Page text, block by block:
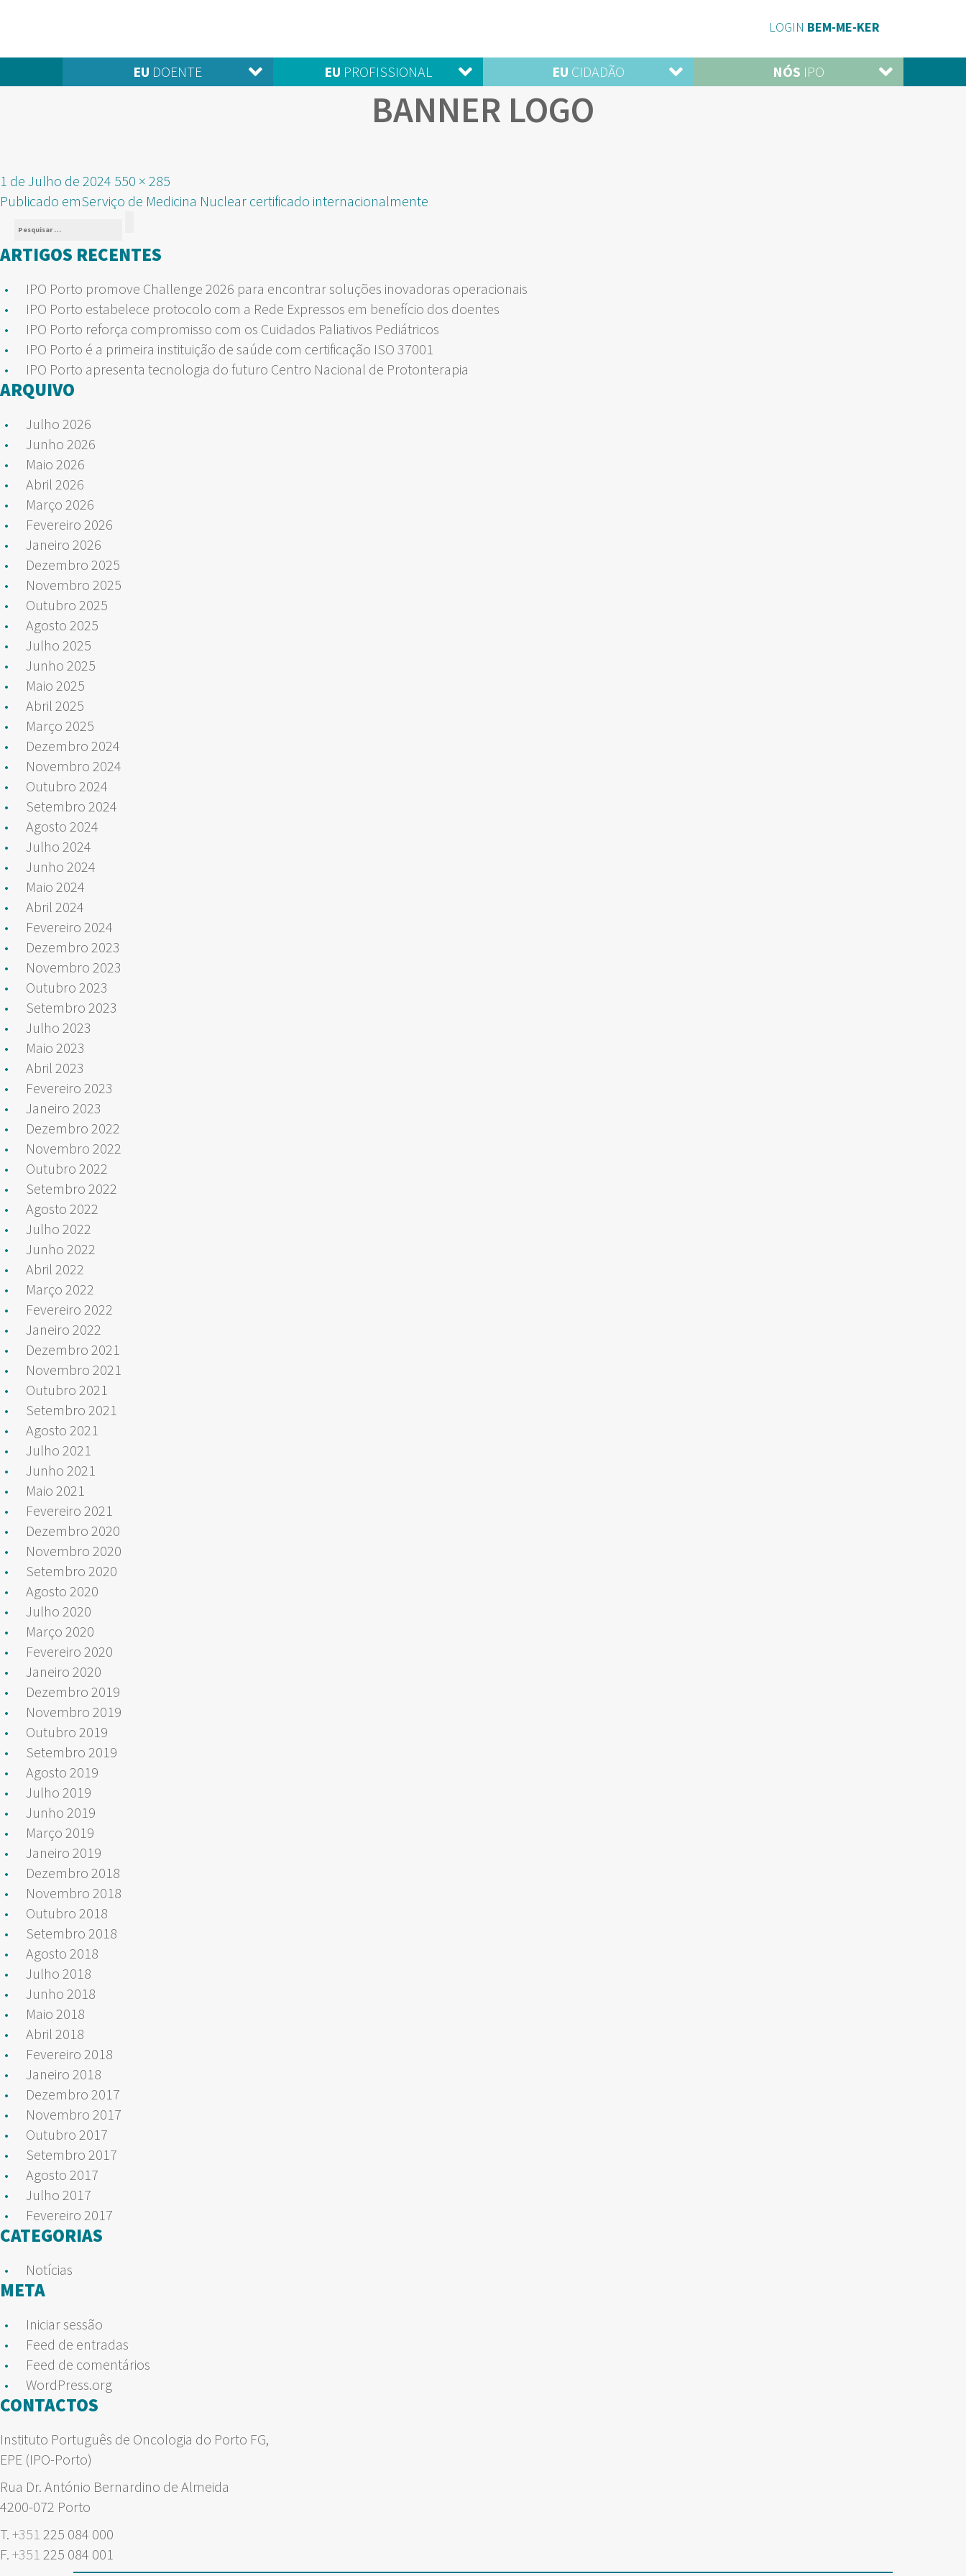
LOGIN BEM-ME-KER
EU DOENTE EU PROFISSIONAL EU CIDADÃO NÓS IPO
BANNER LOGO
Publicado
em
1 de Julho de 2024 Tamanho
real
550 × 285
NAVEGAÇÃO
DE
ARTIGOS
Publicado emServiço de Medicina Nuclear certificado internacionalmente
Pesquisar
por:
ARTIGOS RECENTES
IPO Porto promove Challenge 2026 para encontrar soluções inovadoras operacionais
IPO Porto estabelece protocolo com a Rede Expressos em benefício dos doentes
IPO Porto reforça compromisso com os Cuidados Paliativos Pediátricos
IPO Porto é a primeira instituição de saúde com certificação ISO 37001
IPO Porto apresenta tecnologia do futuro Centro Nacional de Protonterapia
ARQUIVO
Julho 2026
Junho 2026
Maio 2026
Abril 2026
Março 2026
Fevereiro 2026
Janeiro 2026
Dezembro 2025
Novembro 2025
Outubro 2025
Agosto 2025
Julho 2025
Junho 2025
Maio 2025
Abril 2025
Março 2025
Dezembro 2024
Novembro 2024
Outubro 2024
Setembro 2024
Agosto 2024
Julho 2024
Junho 2024
Maio 2024
Abril 2024
Fevereiro 2024
Dezembro 2023
Novembro 2023
Outubro 2023
Setembro 2023
Julho 2023
Maio 2023
Abril 2023
Fevereiro 2023
Janeiro 2023
Dezembro 2022
Novembro 2022
Outubro 2022
Setembro 2022
Agosto 2022
Julho 2022
Junho 2022
Abril 2022
Março 2022
Fevereiro 2022
Janeiro 2022
Dezembro 2021
Novembro 2021
Outubro 2021
Setembro 2021
Agosto 2021
Julho 2021
Junho 2021
Maio 2021
Fevereiro 2021
Dezembro 2020
Novembro 2020
Setembro 2020
Agosto 2020
Julho 2020
Março 2020
Fevereiro 2020
Janeiro 2020
Dezembro 2019
Novembro 2019
Outubro 2019
Setembro 2019
Agosto 2019
Julho 2019
Junho 2019
Março 2019
Janeiro 2019
Dezembro 2018
Novembro 2018
Outubro 2018
Setembro 2018
Agosto 2018
Julho 2018
Junho 2018
Maio 2018
Abril 2018
Fevereiro 2018
Janeiro 2018
Dezembro 2017
Novembro 2017
Outubro 2017
Setembro 2017
Agosto 2017
Julho 2017
Fevereiro 2017
CATEGORIAS
Notícias
META
Iniciar sessão
Feed de entradas
Feed de comentários
WordPress.org
CONTACTOS
Instituto Português de Oncologia do Porto FG,
EPE (IPO-Porto)
Rua Dr. António Bernardino de Almeida
4200-072 Porto
T. +351 225 084 000
F. +351 225 084 001